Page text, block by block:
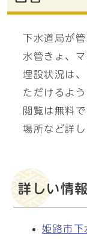
下水道局が
水管きょ、
埋設状況は
ただけるよ
閲覧は無料
場所など詳
詳しい情
姫路市下